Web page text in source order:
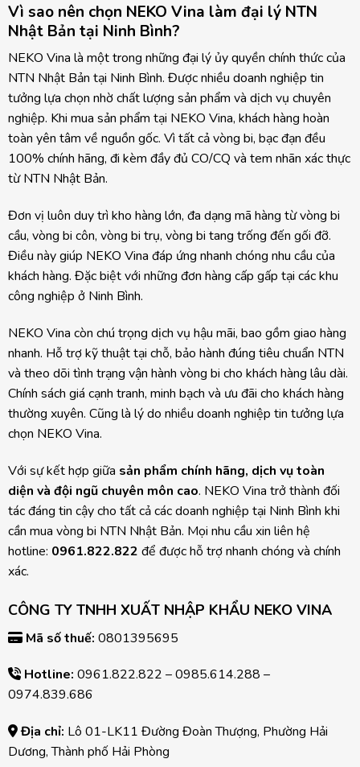
Vì sao nên chọn NEKO Vina làm đại lý NTN
Nhật Bản tại Ninh Bình?
NEKO Vina là một trong những đại lý ủy quyền chính thức của
NTN Nhật Bản tại Ninh Bình. Được nhiều doanh nghiệp tin
tưởng lựa chọn nhờ chất lượng sản phẩm và dịch vụ chuyên
nghiệp. Khi mua sản phẩm tại NEKO Vina, khách hàng hoàn
toàn yên tâm về nguồn gốc. Vì tất cả vòng bi, bạc đạn đều
100% chính hãng, đi kèm đầy đủ CO/CQ và tem nhãn xác thực
từ NTN Nhật Bản.
Đơn vị luôn duy trì kho hàng lớn, đa dạng mã hàng từ vòng bi
cầu, vòng bi côn, vòng bi trụ, vòng bi tang trống đến gối đỡ.
Điều này giúp NEKO Vina đáp ứng nhanh chóng nhu cầu của
khách hàng. Đặc biệt với những đơn hàng cấp gấp tại các khu
công nghiệp ở Ninh Bình.
NEKO Vina còn chú trọng dịch vụ hậu mãi, bao gồm giao hàng
nhanh. Hỗ trợ kỹ thuật tại chỗ, bảo hành đúng tiêu chuẩn NTN
và theo dõi tình trạng vận hành vòng bi cho khách hàng lâu dài.
Chính sách giá cạnh tranh, minh bạch và ưu đãi cho khách hàng
thường xuyên. Cũng là lý do nhiều doanh nghiệp tin tưởng lựa
chọn NEKO Vina.
Với sự kết hợp giữa sản phẩm chính hãng, dịch vụ toàn
diện và đội ngũ chuyên môn cao. NEKO Vina trở thành đối
tác đáng tin cậy cho tất cả các doanh nghiệp tại Ninh Bình khi
cần mua vòng bi NTN Nhật Bản. Mọi nhu cầu xin liên hệ
hotline: 0961.822.822 để được hỗ trợ nhanh chóng và chính
xác.
CÔNG TY TNHH XUẤT NHẬP KHẨU NEKO VINA
Mã số thuế: 0801395695
Hotline: 0961.822.822 – 0985.614.288 –
0974.839.686
Địa chỉ: Lô 01-LK11 Đường Đoàn Thượng, Phường Hải
Dương, Thành phố Hải Phòng